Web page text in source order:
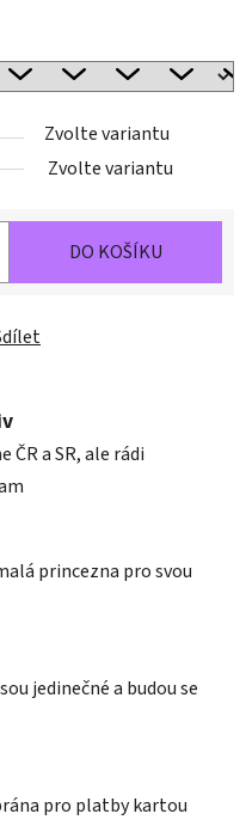
Zvolte variantu
Zvolte variantu
DO KOŠÍKU
a SR, ale rádi
princezna pro svou
jedinečné a budou se
pro platby kartou